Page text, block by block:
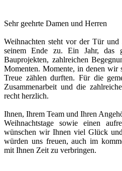
Sehr geehrte Damen und Herren
Weihnachten steht vor der Tür
seinem Ende zu. Ein Jahr, das
Bauprojekten, zahlreichen
Momenten. Momente, in denen wir
Treue zählen durften. Für die
Zusammenarbeit und die
recht herzlich.
Ihnen, Ihrem Team und Ihren
Weihnachtstage sowie einen
wünschen wir Ihnen viel Glück
würden uns freuen, auch im
mit Ihnen Zeit zu verbringen.